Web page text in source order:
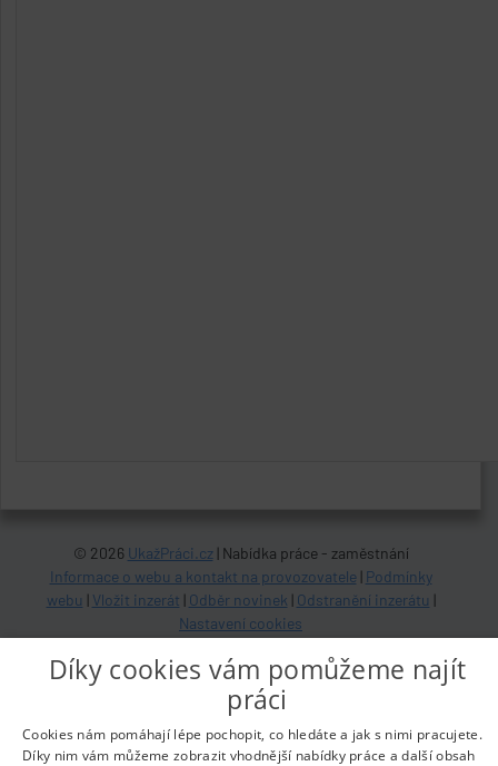
© 2026 UkažPráci.cz| Nabídka práce - zaměstnání
Informace o webu a kontakt na provozovatele Podmínky
webu
Vložit inzerát Odběr novinek Odstranění inzerátu
Nastavení cookies
Díky cookies vám pomůžeme najít
práci
Cookies nám pomáhají lépe pochopit, co hledáte a jak s nimi pracujete.
Díky nim vám můžeme zobrazit vhodnější nabídky práce a další obsah